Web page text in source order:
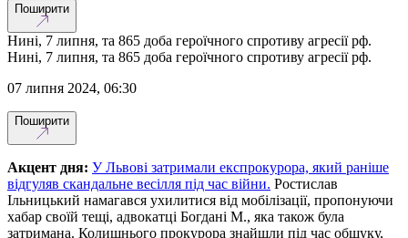
Поширити
Нині, 7 липня, та 865 доба героїчного спротиву агресії рф.
Нині, 7 липня, та 865 доба героїчного спротиву агресії рф.
07 липня 2024, 06:30
Поширити
Акцент дня: У Львові затримали експрокурора, який раніше
відгуляв скандальне весілля під час війни. Ростислав
Ільницький намагався ухилитися від мобілізації, пропонуючи
хабар своїй тещі, адвокатці Богдані М., яка також була
затримана. Колишнього прокурора знайшли під час обшуку,